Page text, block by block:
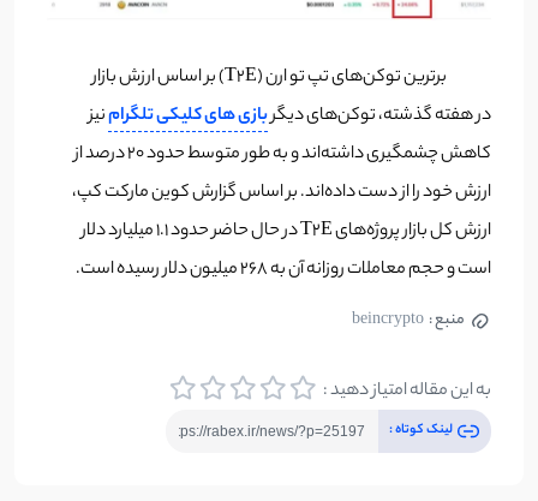
برترین توکن‌های تپ تو ارن (T2E) بر اساس ارزش بازار
در هفته گذشته، توکن‌های دیگربازی های کلیکی تلگرامنیز
کاهش چشمگیری داشته‌اند و به طور متوسط حدود ۲۰ درصد از
ارزش خود را از دست داده‌اند. بر اساس گزارش کوین مارکت کپ،
ارزش کل بازار پروژه‌های T2E در حال حاضر حدود ۱.۱ میلیارد دلار
است و حجم معاملات روزانه آن به ۲۶۸ میلیون دلار رسیده است.
منبع : beincrypto
به این مقاله امتیاز دهید :
لینک کوتاه :